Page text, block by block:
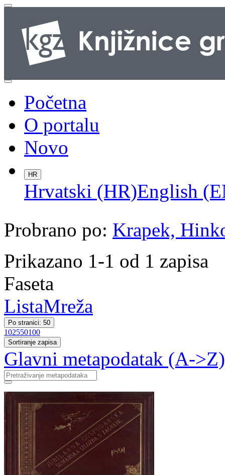
Početna
O portalu
Novo
HR
Hrvatski (HR)English
Probrano po: Krapek,
Prikazano 1-1 od 1 zapisa
Faseta
ListaMreža
Po stranici: 50
102550100
Sortiranje zapisa
Glavni metapodatak (A->Z)